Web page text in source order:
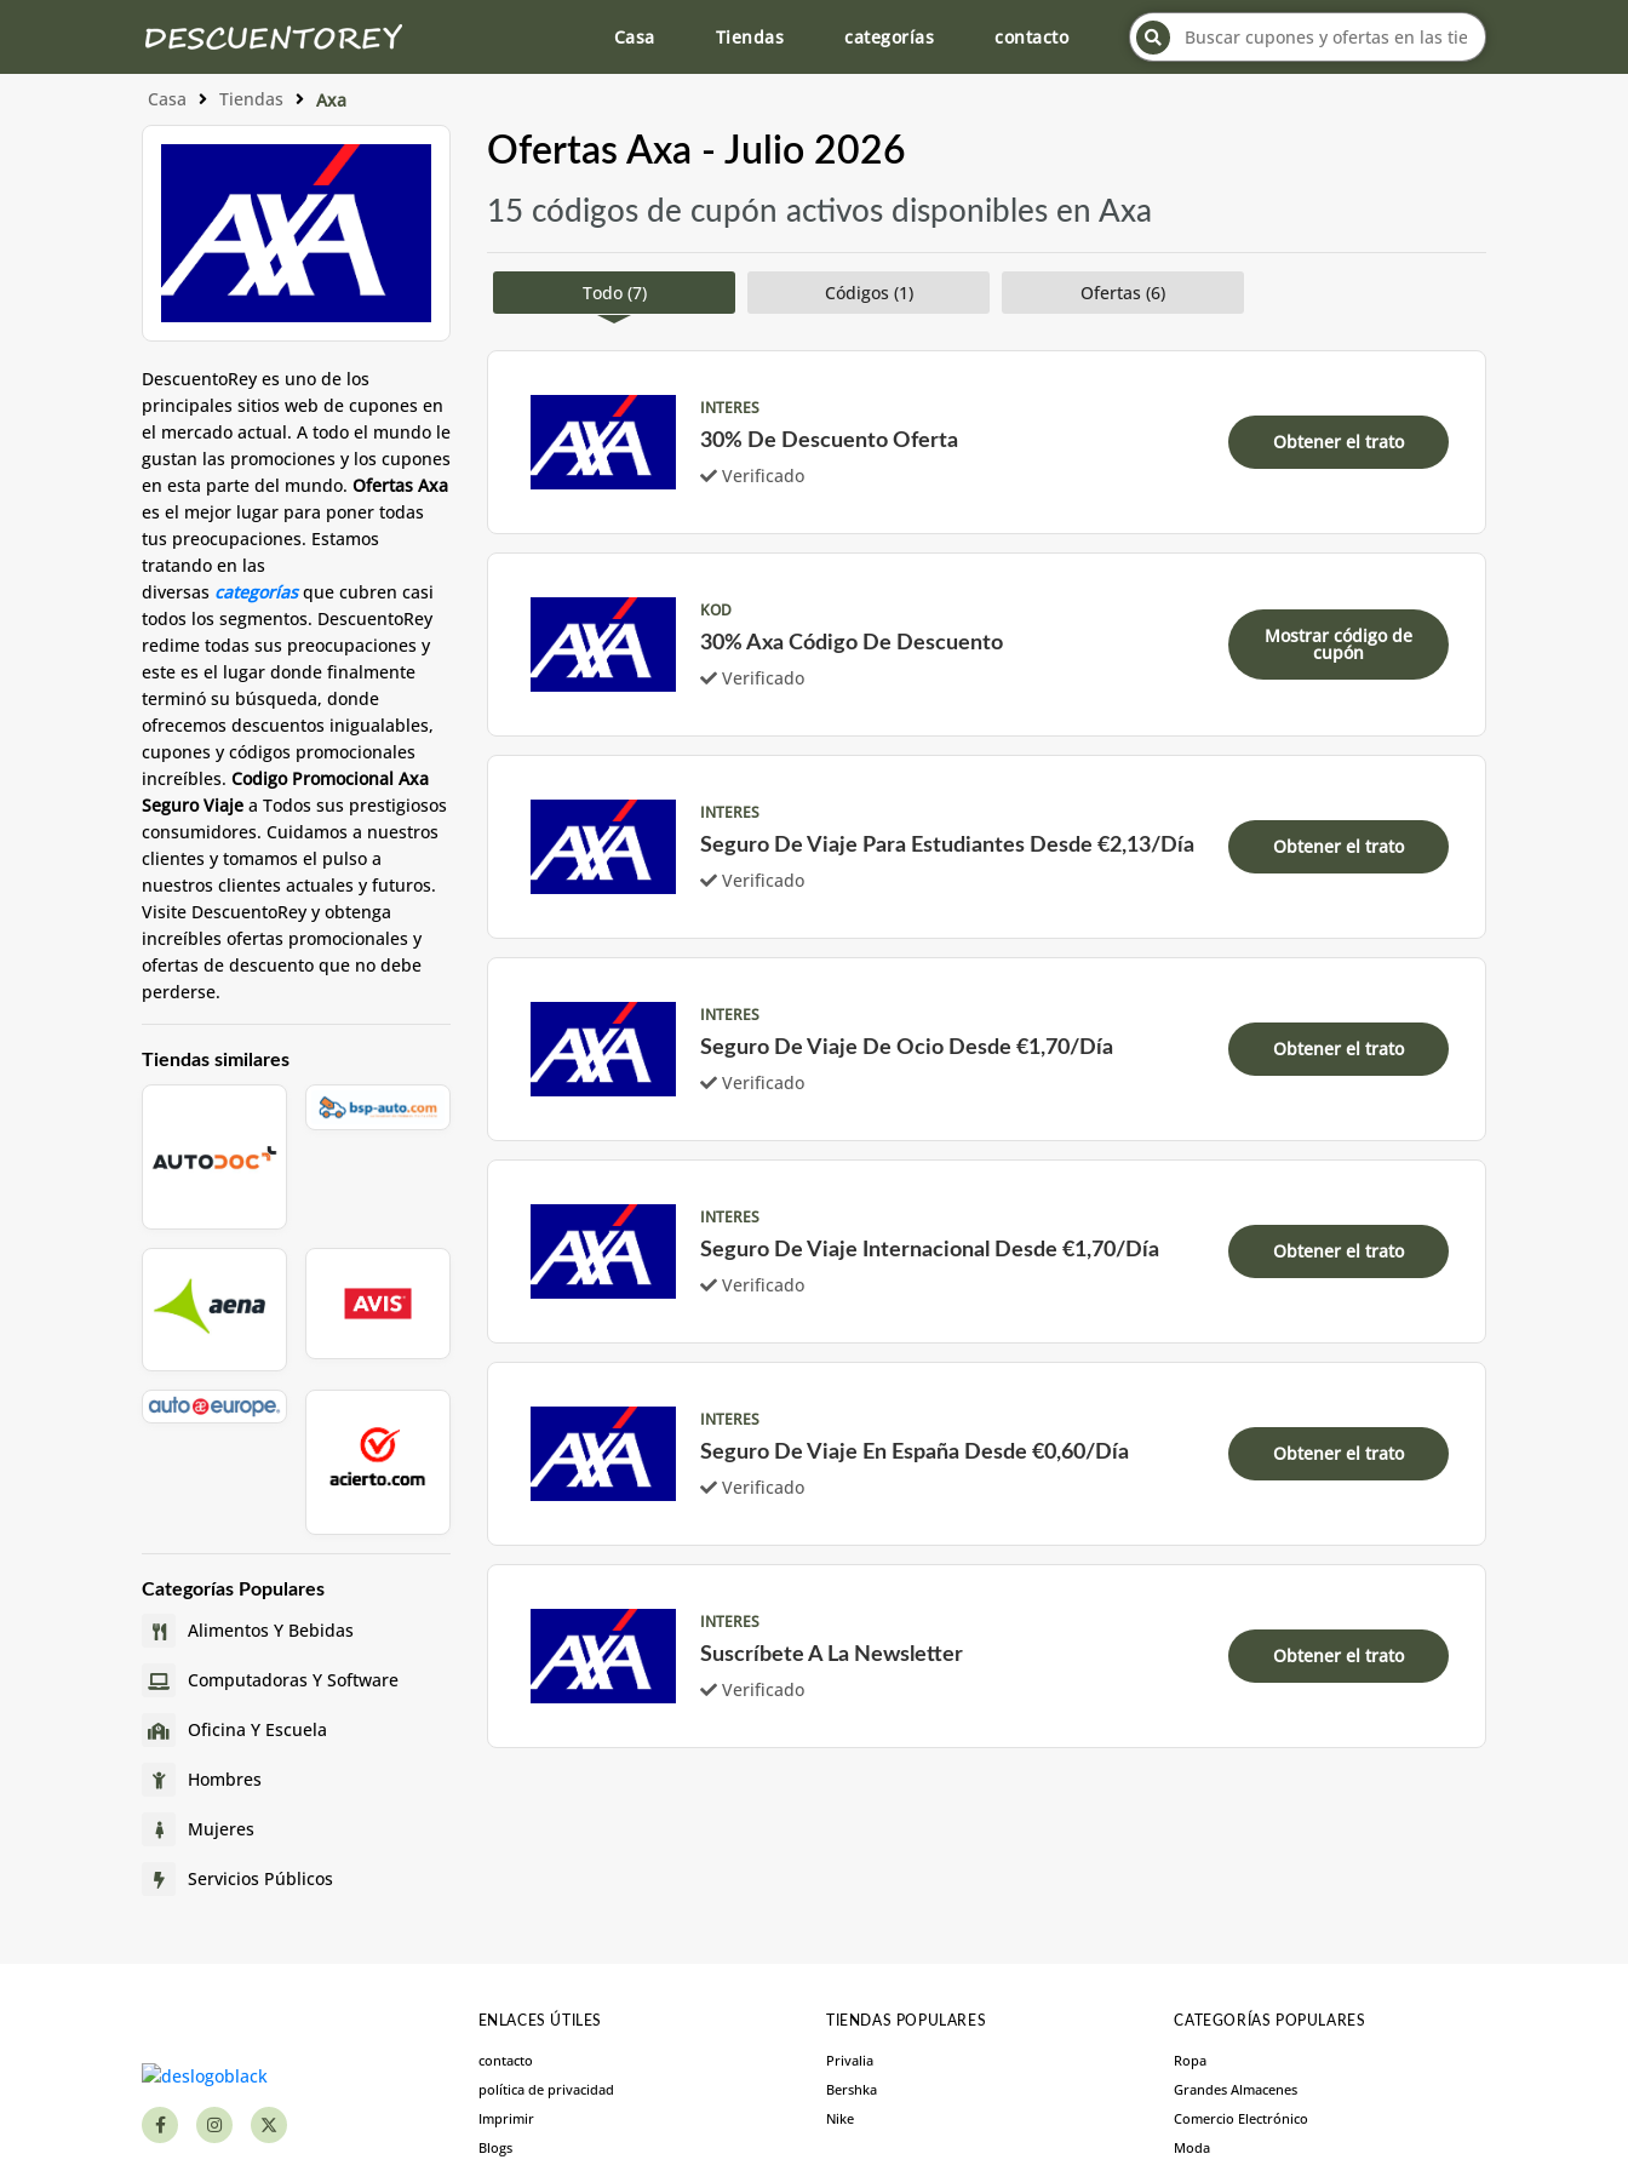
Casa Tiendas categorías contacto
Casa Tiendas Axa
Ofertas Axa - Julio 2026
15 códigos de cupón activos disponibles en Axa
Todo (7) Códigos (1) Ofertas (6)
INTERES
30% De Descuento Oferta
Verificado
Obtener el trato
KOD
30% Axa Código De Descuento
Verificado
Mostrar código de
cupón
INTERES
Seguro De Viaje Para Estudiantes Desde €2,13/Día
Verificado
Obtener el trato
INTERES
Seguro De Viaje De Ocio Desde €1,70/Día
Verificado
Obtener el trato
INTERES
Seguro De Viaje Internacional Desde €1,70/Día
Verificado
Obtener el trato
INTERES
Seguro De Viaje En España Desde €0,60/Día
Verificado
Obtener el trato
INTERES
Suscríbete A La Newsletter
Verificado
Obtener el trato
DescuentoRey es uno de los
principales sitios web de cupones en
el mercado actual. A todo el mundo le
gustan las promociones y los cupones
en esta parte del mundo. Ofertas Axa
es el mejor lugar para poner todas
tus preocupaciones. Estamos
tratando en las
diversas categorías que cubren casi
todos los segmentos. DescuentoRey
redime todas sus preocupaciones y
este es el lugar donde finalmente
terminó su búsqueda, donde
ofrecemos descuentos inigualables,
cupones y códigos promocionales
increíbles. Codigo Promocional Axa
Seguro Viaje a Todos sus prestigiosos
consumidores. Cuidamos a nuestros
clientes y tomamos el pulso a
nuestros clientes actuales y futuros.
Visite DescuentoRey y obtenga
increíbles ofertas promocionales y
ofertas de descuento que no debe
perderse.
Tiendas similares
Categorías Populares
Alimentos Y Bebidas
Computadoras Y Software
Oficina Y Escuela
Hombres
Mujeres
Servicios Públicos
ENLACES ÚTILES
contacto
política de privacidad
Imprimir
Blogs
TIENDAS POPULARES
Privalia
Bershka
Nike
CATEGORÍAS POPULARES
Ropa
Grandes Almacenes
Comercio Electrónico
Moda